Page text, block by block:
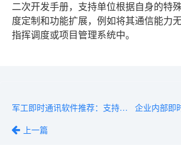
二次开发手册，支持单位根据自身的特
度定制和功能扩展，例如将其通信能力
指挥调度或项目管理系统中。
军工即时通讯软件推荐：支持涉密内网、物理隔离、三员管理
上一篇